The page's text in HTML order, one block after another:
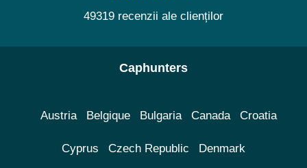
49319 recenzii ale clienților
Caphunters
Austria Belgique Bulgaria Canada Croatia
Cyprus Czech Republic Denmark